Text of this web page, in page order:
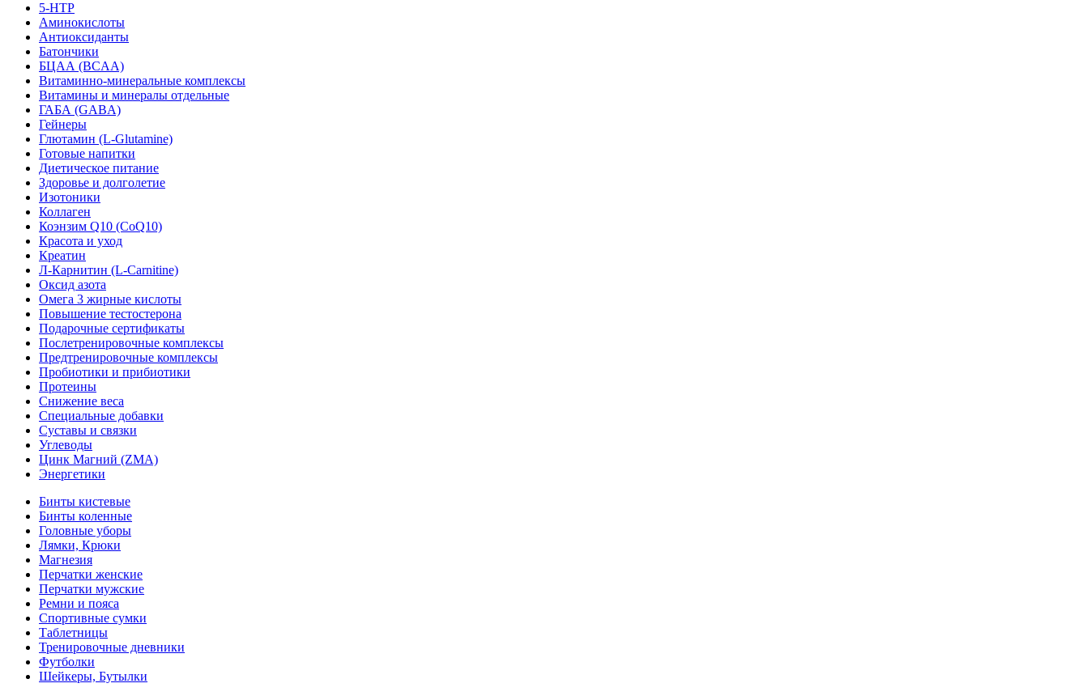
5-HTP
Аминокислоты
Антиоксиданты
Батончики
БЦАА (BCAA)
Витаминно-минеральные комплексы
Витамины и минералы отдельные
ГАБА (GABA)
Гейнеры
Глютамин (L-Glutamine)
Готовые напитки
Диетическое питание
Здоровье и долголетие
Изотоники
Коллаген
Коэнзим Q10 (CoQ10)
Красота и уход
Креатин
Л-Карнитин (L-Сarnitine)
Оксид азота
Омега 3 жирные кислоты
Повышение тестостерона
Подарочные сертификаты
Послетренировочные комплексы
Предтренировочные комплексы
Пробиотики и прибиотики
Протеины
Снижение веса
Специальные добавки
Суставы и связки
Углеводы
Цинк Магний (ZMA)
Энергетики
Бинты кистевые
Бинты коленные
Головные уборы
Лямки, Крюки
Магнезия
Перчатки женские
Перчатки мужские
Ремни и пояса
Спортивные сумки
Таблетницы
Тренировочные дневники
Футболки
Шейкеры, Бутылки